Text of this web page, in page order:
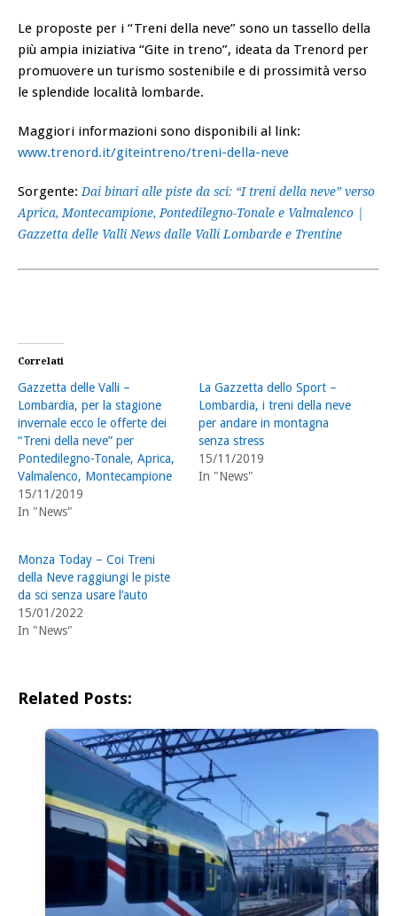
Le proposte per i “Treni della neve” sono un tassello della
più ampia iniziativa “Gite in treno”, ideata da Trenord per
promuovere un turismo sostenibile e di prossimità verso
le splendide località lombarde.
Maggiori informazioni sono disponibili al link:
www.trenord.it/giteintreno/treni-della-neve
Sorgente: Dai binari alle piste da sci: “I treni della neve” verso
Aprica, Montecampione, Pontedilegno-Tonale e Valmalenco |
Gazzetta delle Valli News dalle Valli Lombarde e Trentine
Correlati
Gazzetta delle Valli –
Lombardia, per la stagione
invernale ecco le offerte dei
“Treni della neve” per
Pontedilegno-Tonale, Aprica,
Valmalenco, Montecampione
15/11/2019
In "News"
La Gazzetta dello Sport –
Lombardia, i treni della neve
per andare in montagna
senza stress
15/11/2019
In "News"
Monza Today – Coi Treni
della Neve raggiungi le piste
da sci senza usare l’auto
15/01/2022
In "News"
Related Posts: